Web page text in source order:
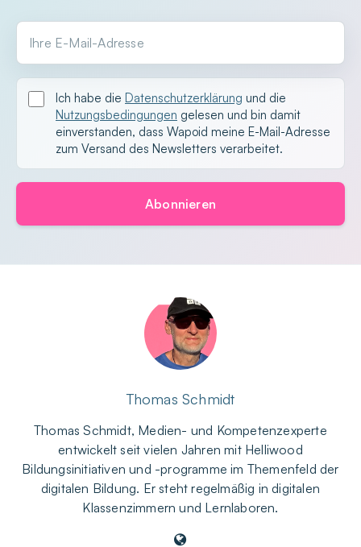
Ihre E-Mail-Adresse
Ich habe die Datenschutzerklärung und die
Nutzungsbedingungen gelesen und bin damit
einverstanden, dass Wapoid meine E-Mail-Adresse
zum Versand des Newsletters verarbeitet.
Abonnieren
Thomas Schmidt
Thomas Schmidt, Medien- und Kompetenzexperte
entwickelt seit vielen Jahren mit Helliwood
Bildungsinitiativen und -programme im Themenfeld der
digitalen Bildung. Er steht regelmäßig in digitalen
Klassenzimmern und Lernlaboren.